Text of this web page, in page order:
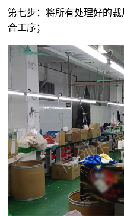
第七步：将所有处理好的
合工序；